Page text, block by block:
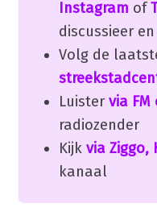
Instagram of
discussieer
Volg de
Luister via
radiozender
Kijk via Ziggo,
kanaal